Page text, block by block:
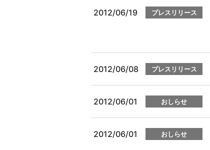
2012/06/19 プレスリリース
2012/06/08 プレスリリース
2012/06/01 おしらせ
2012/06/01 おしらせ